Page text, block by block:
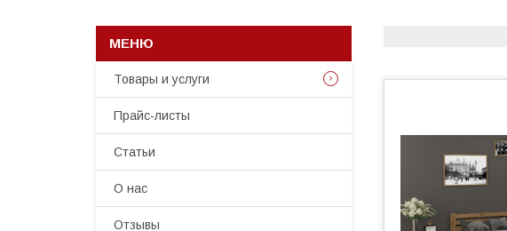
Товары и услуги
Прайс-листы
Статьи
О нас
Отзывы